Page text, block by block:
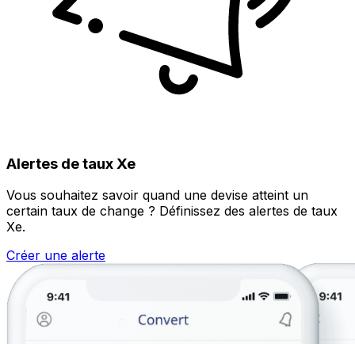
Alertes de taux Xe
Vous souhaitez savoir quand une devise atteint un
certain taux de change ? Définissez des alertes de taux
Xe.
Créer une alerte